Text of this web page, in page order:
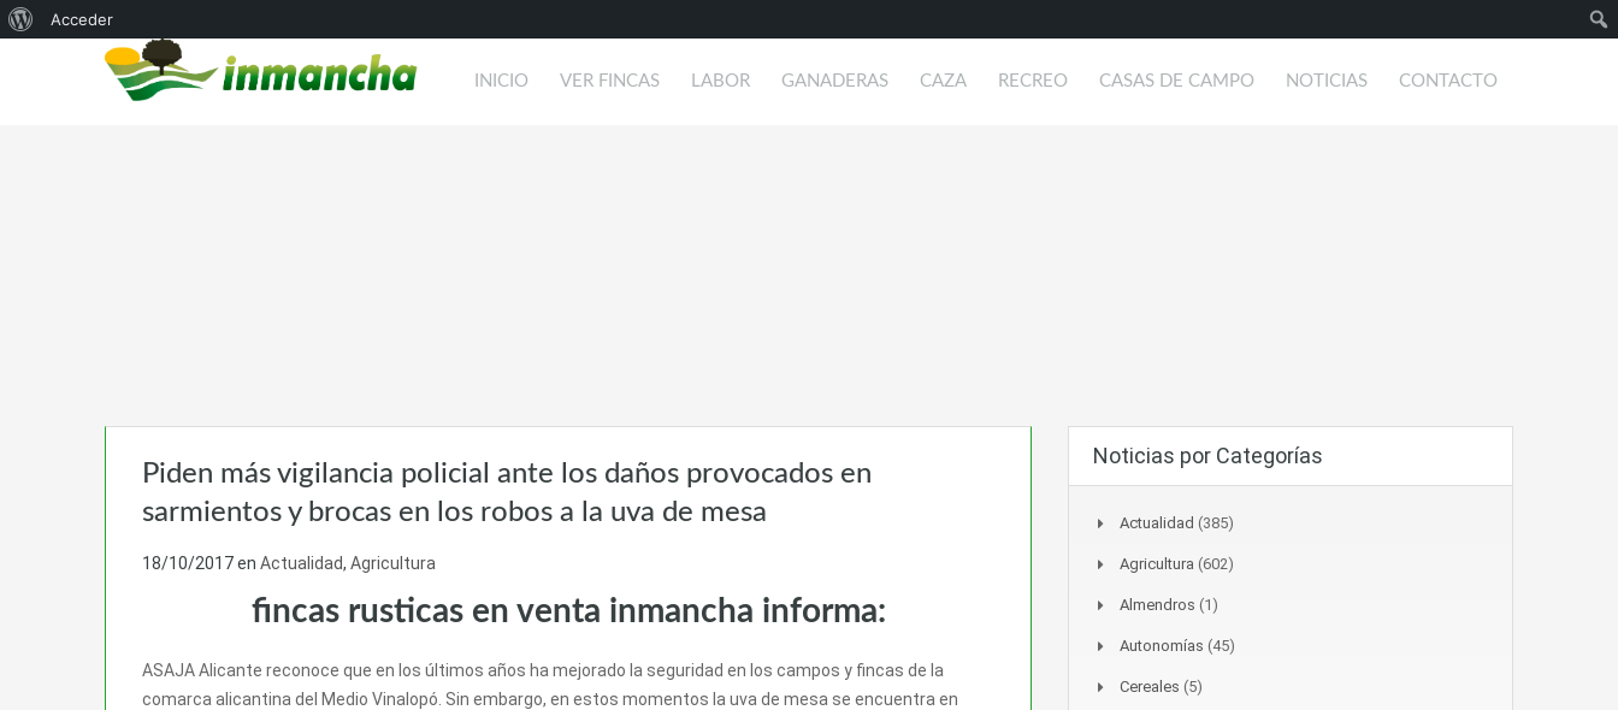
Acerca
Acceder
INICIO VER FINCAS LABOR GANADERAS CAZA RECREO CASAS DE CAMPO NOTICIAS CONTACTO
Piden más vigilancia policial ante los daños provocados en
sarmientos y brocas en los robos a la uva de mesa
18/10/2017en Actualidad, Agricultura
fincas rusticas en venta inmancha informa:
ASAJA Alicante reconoce que en los últimos años ha mejorado la seguridad en los campos y fincas de la
comarca alicantina del Medio Vinalopó. Sin embargo, en estos momentos la uva de mesa se encuentra en
Noticias por Categorías
Actualidad (385)
Agricultura (602)
Almendros (1)
Autonomías (45)
Cereales (5)